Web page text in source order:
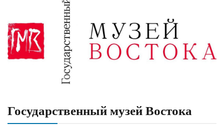
Государственный музей Востока